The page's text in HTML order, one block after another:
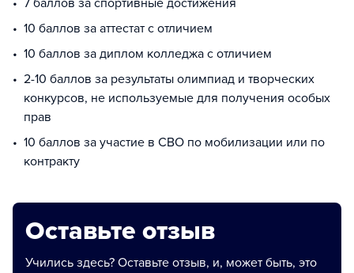
7 баллов за спортивные достижения
10 баллов за аттестат с отличием
10 баллов за диплом колледжа с отличием
2-10 баллов за результаты олимпиад и творческих
конкурсов, не используемые для получения особых
прав
10 баллов за участие в СВО по мобилизации или по
контракту
Оставьте отзыв
Учились здесь? Оставьте отзыв, и, может быть, это